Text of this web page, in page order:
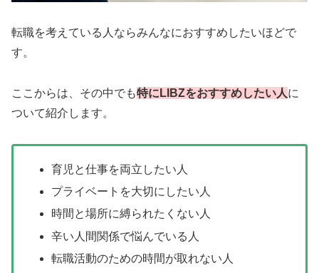
転職を考えている人ならみんなにおすすめしたいほどで
す。
ここからは、その中でも特にLIBZをおすすめしたい人に
ついて紹介します。
育児と仕事を両立したい人
プライベートを大切にしたい人
時間と場所に縛られたくない人
辛い人間関係で悩んでいる人
転職活動のための時間が取れない人